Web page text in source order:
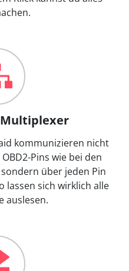
kommunizieren nicht
Pins wie bei den
über jeden Pin
lassen sich wirklich alle
auslesen.